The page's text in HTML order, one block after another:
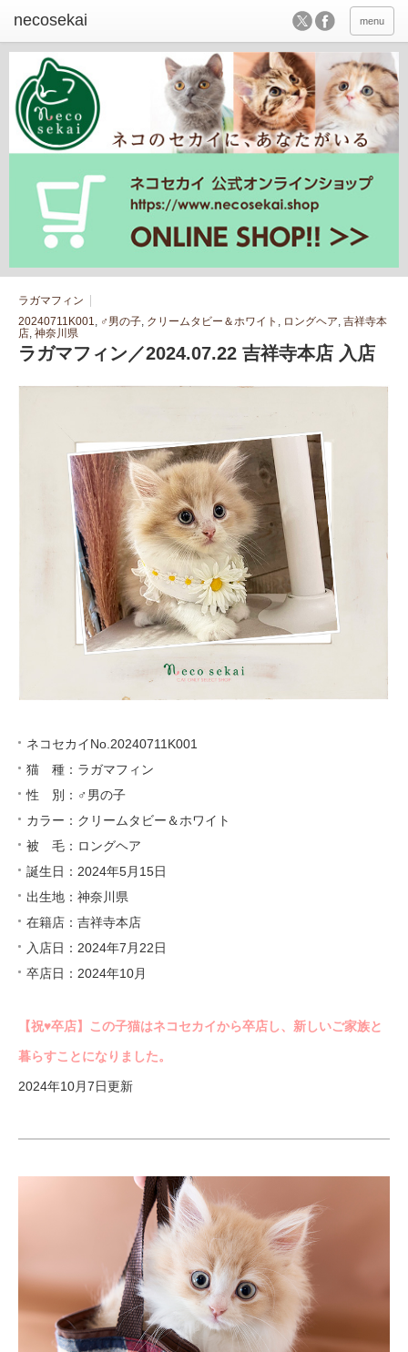
menu
ラガマフィン
20240711K001, ♂男の子, クリームタビー＆ホワイト , ロングヘア, 吉祥寺本
店, 神奈川県
ラガマフィン／2024.07.22 吉祥寺本店 入店
ネコセカイNo.20240711K001
猫 種：ラガマフィン
性 別：♂男の子
カラー：クリームタビー＆ホワイト
被 毛：ロングヘア
誕生日：2024年5月15日
出生地：神奈川県
在籍店：吉祥寺本店
入店日：2024年7月22日
卒店日：2024年10月
【祝♥︎卒店】この子猫はネコセカイから卒店し、新しいご家族と
暮らすことになりました。
2024年10月7日更新